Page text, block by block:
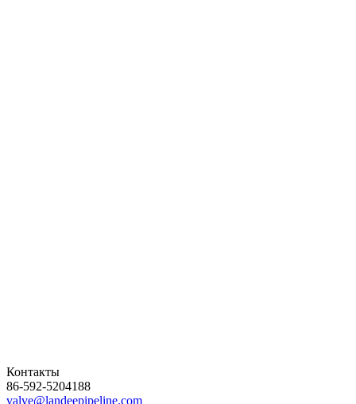
Контакты
86-592-5204188
valve@landeepipeline.com